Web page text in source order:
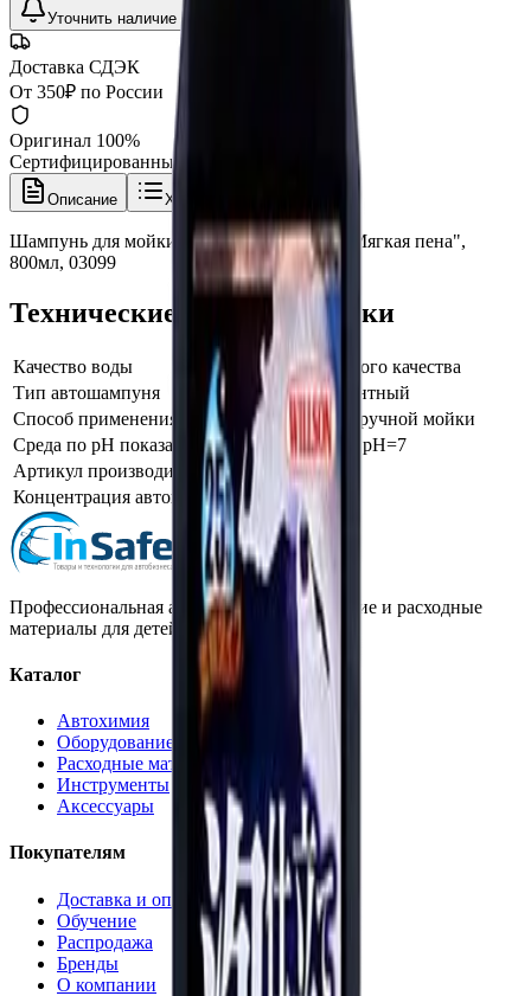
Уточнить наличие
Доставка СДЭК
От 350₽ по России
Оригинал 100%
Сертифицированный товар
Описание Характеристики
Шампунь для мойки автомобиля Willson "Мягкая пена",
800мл, 03099
Технические характеристики
Качество воды
для воды любого качества
Тип автошампуня
однокомпонентный
Способ применения
шампунь для ручной мойки
Среда по pH показателю
Нейтральная, pH=7
Артикул производителя
WS-03099
Концентрация автошампуня Стандартная
Профессиональная автохимия, оборудование и расходные
материалы для детейлинга.
Каталог
Автохимия
Оборудование
Расходные материалы
Инструменты
Аксессуары
Покупателям
Доставка и оплата
Обучение
Распродажа
Бренды
О компании